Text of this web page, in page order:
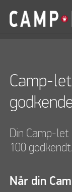
Camp-
Din Camp-
100 godkendt.
Når din